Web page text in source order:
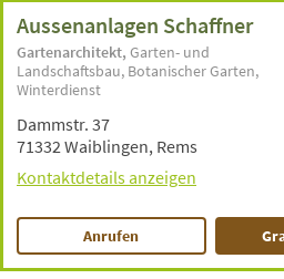
Aussenanlagen Schaffner
Gartenarchitekt Garten- und
Landschaftsbau Botanischer Garten
Winterdienst
Dammstr. 37
71332 Waiblingen, Rems
Kontaktdetails anzeigen
Anrufen